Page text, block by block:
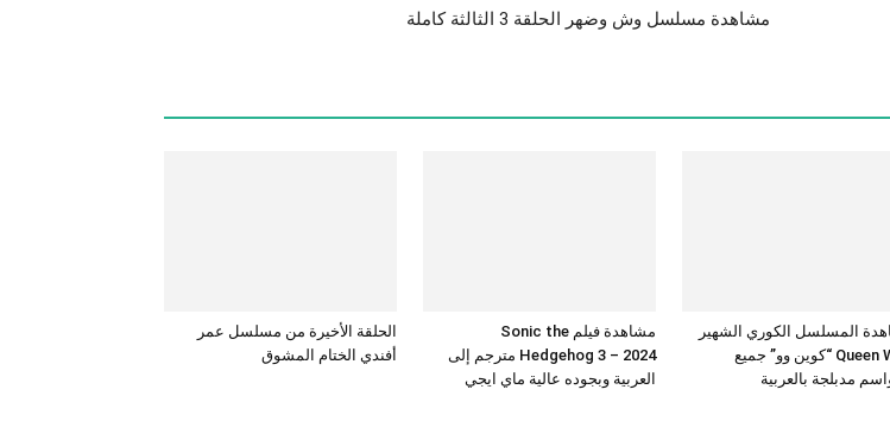
مشاهدة مسلسل وش وضهر الحلقة 3 الثالثة كاملة
الحلقة الأخيرة من مسلسل عمر
أفندي الختام المشوق
مشاهدة فيلم Sonic the
Hedgehog 3 – 2024 مترجم إلى
العربية وبجوده عالية ماي ايجي
المسلسل الكوري الشهير
Queen Woo “كوين وو” جميع
مدبلجة بالعربية